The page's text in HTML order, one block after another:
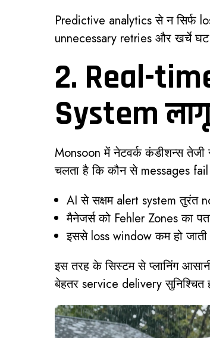
Predictive analytics से न सिर्फ
unnecessary retries और खर्चे
2. Real-
System
Monsoon में नेटवर्क कंडीशन्स
चलता है कि कौन से messages fail
AI से सक्षम alert system तुरंत
मैनेजर्स को Fehler Zones का
इससे loss window कम हो
इस तरह के सिस्टम से प्लानिंग
बेहतर service delivery सुनिश्चित